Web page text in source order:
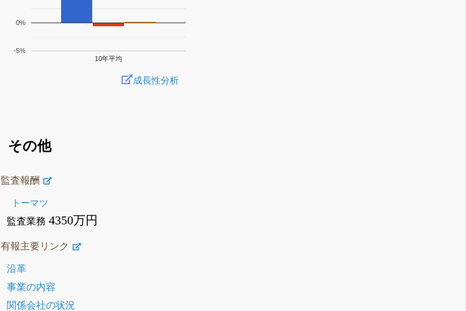
10年平均
-5%
0%
成長性分析
その他
監査報酬
トーマツ
監査業務 4350万円
有報主要リンク
沿革
事業の内容
関係会社の状況